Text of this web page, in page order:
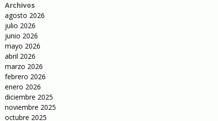
Archivos
agosto 2026
julio 2026
junio 2026
mayo 2026
abril 2026
marzo 2026
febrero 2026
enero 2026
diciembre 2025
noviembre 2025
octubre 2025